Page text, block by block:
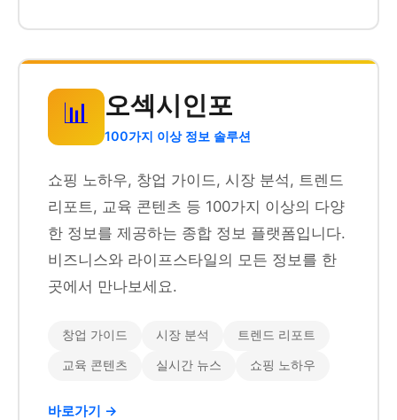
📊 오섹시인포
100가지 이상 정보 솔루션
쇼핑 노하우, 창업 가이드, 시장 분석, 트렌드
리포트, 교육 콘텐츠 등 100가지 이상의 다양
한 정보를 제공하는 종합 정보 플랫폼입니다.
비즈니스와 라이프스타일의 모든 정보를 한
곳에서 만나보세요.
창업 가이드 시장 분석 트렌드 리포트
교육 콘텐츠 실시간 뉴스 쇼핑 노하우
바로가기 →